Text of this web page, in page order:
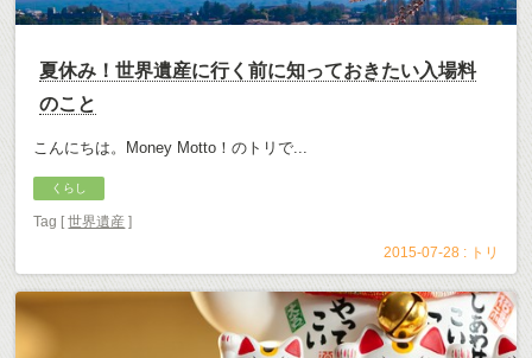
夏休み！世界遺産に行く前に知っておきたい入場料
のこと
こんにちは。Money Motto！のトリで...
くらし
Tag [世界遺産 ]
2015-07-28 : トリ